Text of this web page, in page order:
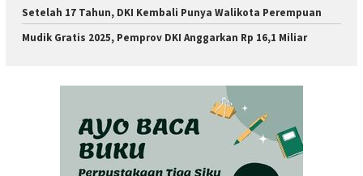
Setelah 17 Tahun, DKI Kembali Punya Walikota Perempuan
Mudik Gratis 2025, Pemprov DKI Anggarkan Rp 16,1 Miliar